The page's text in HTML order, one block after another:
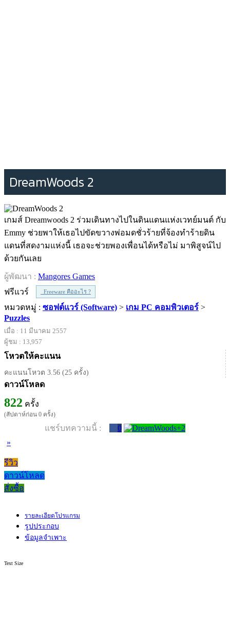
DreamWoods 2
เกมส์ Dreamwoods 2 ร่วมเดินทางไปในดินแดนแห่งเวทย์มนต์ กับ
Emmy ช่วยพาให้เธอไปขัดขวางพ่อมดชั่วร้ายที่จ้องทำร้ายดิน
แดนที่สดงามแห่งนี้ เธอจะช่วยพองเพื่อนได้หรือไม่ มาพิสูจน์ไป
ด้วยกันเลย
ผู้พัฒนา : Mangores Games
ฟรีแวร์
Freeware คืออะไร ?
หมวดหมู่ : ซอฟต์แวร์ (Software) > เกม PC คอมพิวเตอร์ >
Puzzles
เมื่อ : 11 มีนาคม 2557
ผู้ชม : 13,957
โหวตให้คะแนน
คะแนนโหวต 3.56 (25 ครั้ง)
ดาวน์โหลด
822 ครั้ง
(สัปดาห์ก่อน 0 ครั้ง)
แชร์บทความนี้ :
0
»
รีวิว
ดาวน์โหลด
สั่งซื้อ
รายละเอียดโปรแกรม
รูปประกอบ
ข้อมูลจำเพาะ
Text Size